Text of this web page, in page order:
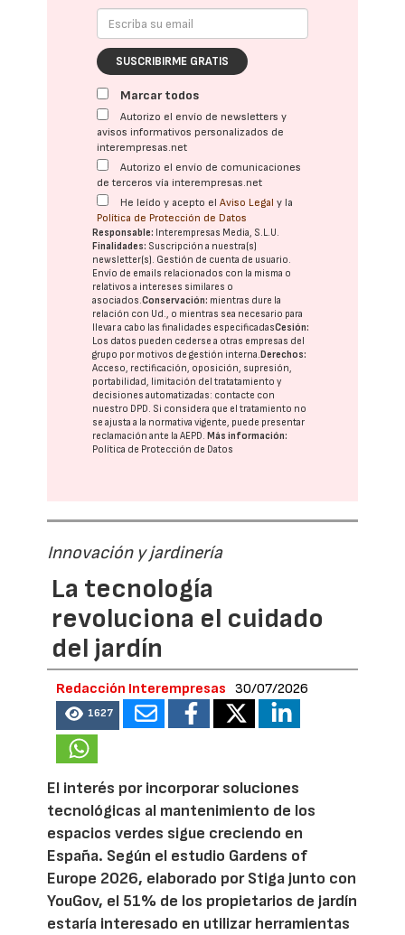
SUSCRIBIRME GRATIS
Marcar todos
Autorizo el envío de newsletters y
avisos informativos personalizados de
interempresas.net
Autorizo el envío de comunicaciones
de terceros vía interempresas.net
He leído y acepto elAviso Legal y la
Política de Protección de Datos
Responsable: Interempresas Media, S.L.U.
Finalidades: Suscripción a nuestra(s)
newsletter(s). Gestión de cuenta de usuario.
Envío de emails relacionados con la misma o
relativos a intereses similares o
asociados.Conservación: mientras dure la
relación con Ud., o mientras sea necesario para
llevar a cabo las finalidades especificadasCesión:
Los datos pueden cederse a otras empresas del
grupo por motivos de gestión interna. Derechos:
Acceso, rectificación, oposición, supresión,
portabilidad, limitación del tratatamiento y
decisiones automatizadas: contacte con
nuestro DPD. Si considera que el tratamiento no
se ajusta a la normativa vigente, puede presentar
reclamación ante laAEPD. Más información:
Política de Protección de Datos
Innovación y jardinería
La tecnología
revoluciona el cuidado
del jardín
Redacción Interempresas 30/07/2026
1627
El interés por incorporar soluciones
tecnológicas al mantenimiento de los
espacios verdes sigue creciendo en
España. Según el estudio Gardens of
Europe 2026, elaborado por Stiga junto con
YouGov, el 51% de los propietarios de jardín
estaría interesado en utilizar herramientas